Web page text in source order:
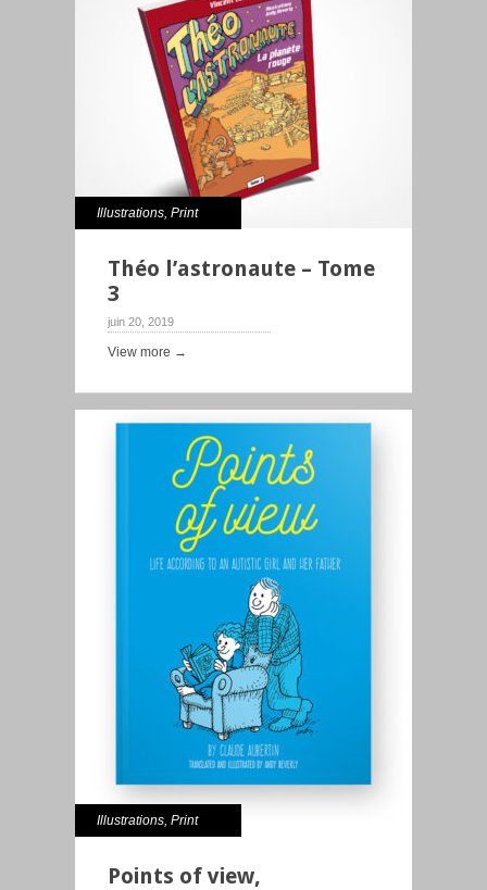
Illustrations, Print
Théo l’astronaute – Tome
3
juin 20, 2019
View more →
Illustrations, Print
Points of view,